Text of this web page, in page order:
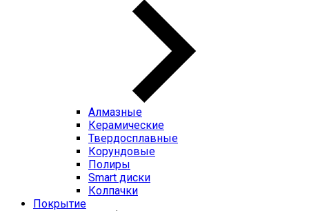
Алмазные
Керамические
Твердосплавные
Корундовые
Полиры
Smart диски
Колпачки
Покрытие